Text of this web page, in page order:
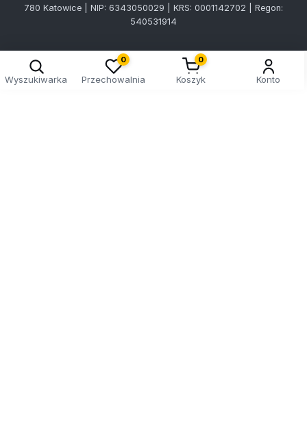
780 Katowice | NIP: 6343050029 | KRS: 0001142702 | Regon:
540531914
Wyszukiwarka
0
Przechowalnia
0
Koszyk Konto